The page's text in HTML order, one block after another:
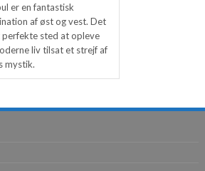
er en fantastisk
af øst og vest. Det
perfekte sted at opleve
liv tilsat et strejf af
mystik.